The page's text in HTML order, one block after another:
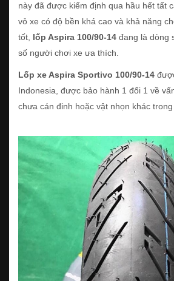
này đã được kiểm định qua hầu hết tất
vỏ xe có độ bền khá cao và khả năng
tốt, lốp Aspira 100/90-14 đang là dòng
số người chơi xe ưa thích.
Lốp xe Aspira Sportivo 100/90-14
Indonesia, được bảo hành 1 đổi 1 về
chưa cán đinh hoặc vật nhọn khác